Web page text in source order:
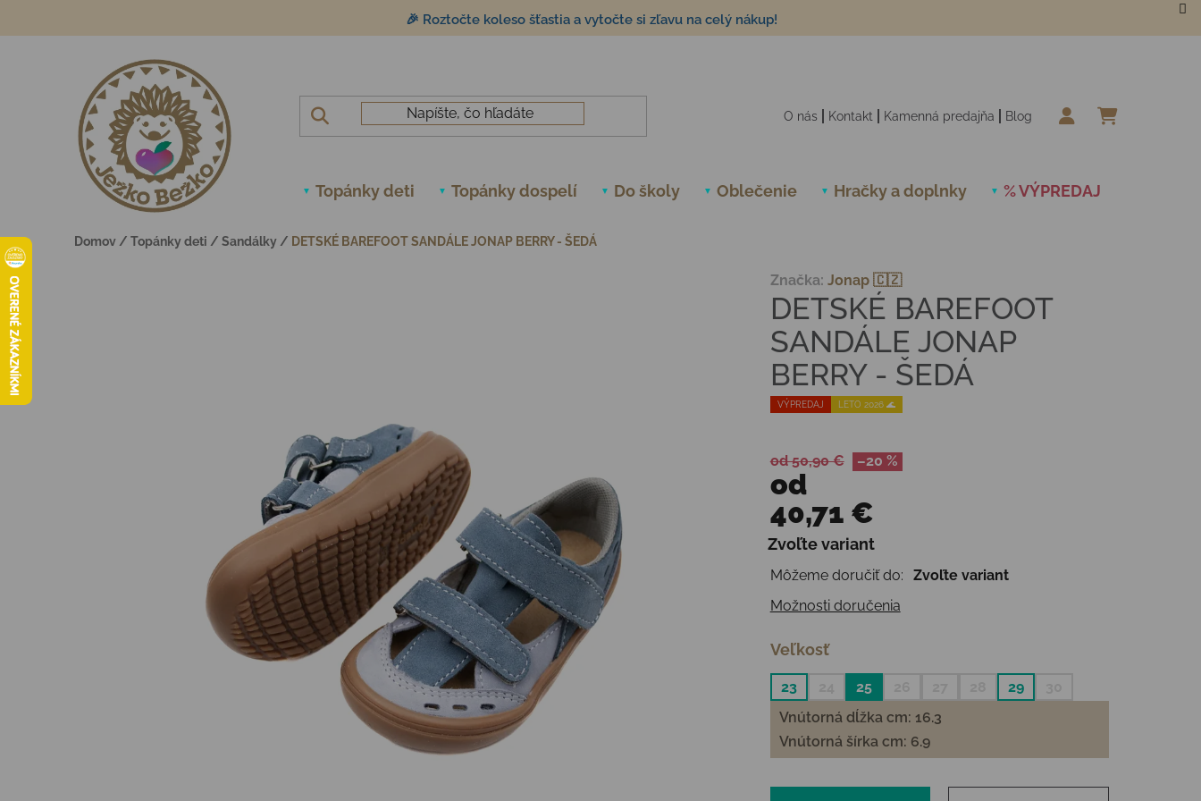
🎉 Roztočte koleso šťastia a vytočte si zľavu na celý nákup!
O nás Kontakt Kamenná predajňa Blog
Topánky deti Topánky dospelí Do školy Oblečenie Hračky a doplnky % VÝPREDAJ
Domov / Topánky deti / Sandálky / DETSKÉ BAREFOOT SANDÁLE JONAP BERRY - ŠEDÁ
VÝPREDAJ LETO 2026 🌊
DETSKÉ BAREFOOT
SANDÁLE JONAP
BERRY - ŠEDÁ
Značka: Jonap 🇨🇿
od 50,90 € –20 %
od
40,71 €
Jednotková cena:
Zvoľte variant
Môžeme doručiť do:
Zvoľte variant
Možnosti doručenia
Veľkosť
23 25 29
Vnútorná dĺžka cm: 16.3
Vnútorná šírka cm: 6.9